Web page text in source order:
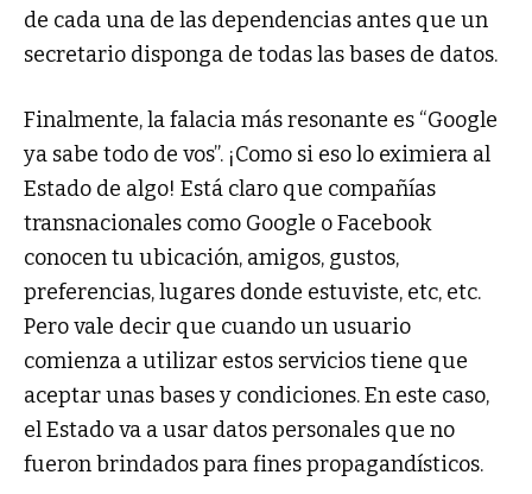
de cada una de las dependencias antes que un
secretario disponga de todas las bases de datos.
Finalmente, la falacia más resonante es “Google
ya sabe todo de vos”. ¡Como si eso lo eximiera al
Estado de algo! Está claro que compañías
transnacionales como Google o Facebook
conocen tu ubicación, amigos, gustos,
preferencias, lugares donde estuviste, etc, etc.
Pero vale decir que cuando un usuario
comienza a utilizar estos servicios tiene que
aceptar unas bases y condiciones. En este caso,
el Estado va a usar datos personales que no
fueron brindados para fines propagandísticos.